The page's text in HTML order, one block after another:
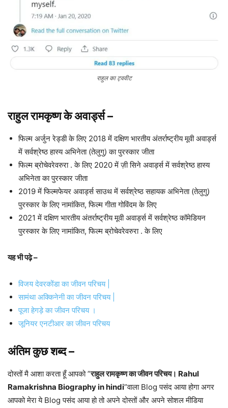
राहुल का ट्ववीट
राहुल रामकृष्ण के अवार्ड्स–
फिल्म अर्जुन रेड्डी के लिए 2018 में दक्षिण भारतीय अंतर्राष्ट्रीय मूवी अवार्ड्स
में सर्वश्रेष्ठ हास्य अभिनेता (तेलुगु) का पुरस्कार जीता
फिल्म ब्रोचेवरेवरुरा . के लिए 2020 में ज़ी सिने अवार्ड्स में सर्वश्रेष्ठ हास्य
अभिनेता का पुरस्कार जीता
2019 में फिल्मफेयर अवार्ड्स साउथ में सर्वश्रेष्ठ सहायक अभिनेता (तेलुगु)
पुरस्कार के लिए नामांकित, फिल्म गीता गोविंदम के लिए
2021 में दक्षिण भारतीय अंतर्राष्ट्रीय मूवी अवार्ड्स में सर्वश्रेष्ठ कॉमेडियन
पुरस्कार के लिए नामांकित, फिल्म ब्रोचेवरेवरुरा . के लिए
यह भी पढ़े –
विजय देवरकोंडा का जीवन परिचय |
सामंथा अक्किनेनी का जीवन परिचय |
पूजा हेगड़े का जीवन परिचय ।
जूनियर एनटीआर का जीवन परिचय
अंतिम कुछ शब्द –
दोस्तों मै आशा करता हूँ आपको ”राहुल रामकृष्ण का जीवन परिचय। Rahul
Ramakrishna Biography in hindi”वाला Blog पसंद आया होगा अगर
आपको मेरा ये Blog पसंद आया हो तो अपने दोस्तों और अपने सोशल मीडिया